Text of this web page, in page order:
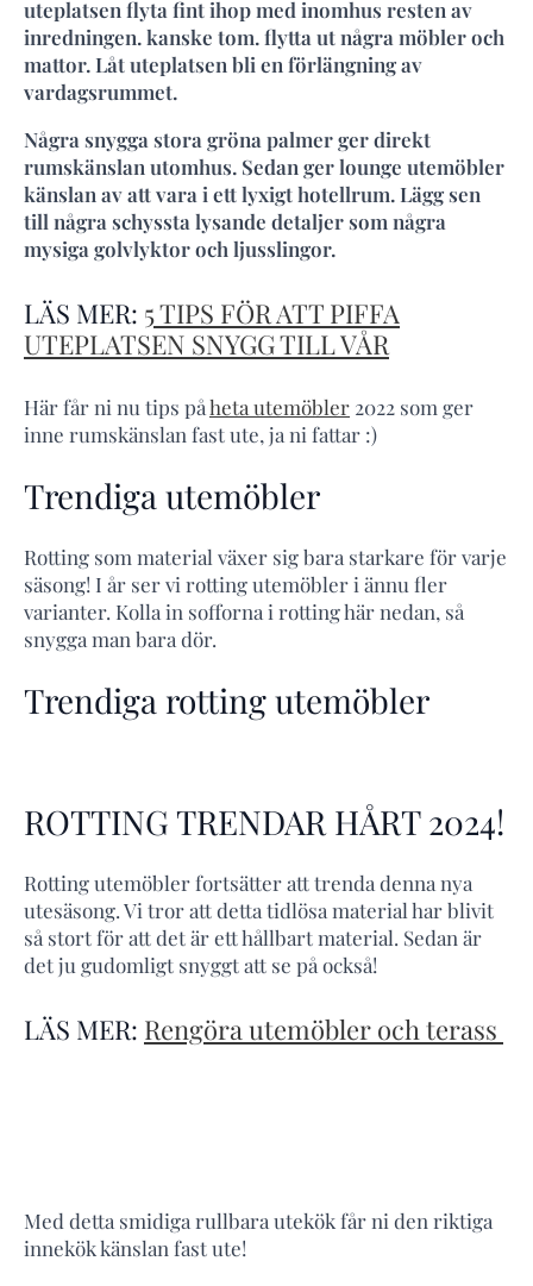
uteplatsen flyta fint ihop med inomhus resten av
inredningen. kanske tom. flytta ut några möbler och
mattor. Låt uteplatsen bli en förlängning av
vardagsrummet.
Några snygga stora gröna palmer ger direkt
rumskänslan utomhus. Sedan ger lounge utemöbler
känslan av att vara i ett lyxigt hotellrum. Lägg sen
till några schyssta lysande detaljer som några
mysiga golvlyktor och ljusslingor.
LÄS MER: 5 TIPS FÖR ATT PIFFA
UTEPLATSEN SNYGG TILL VÅR
Här får ni nu tips påheta utemöbler 2022 som ger
inne rumskänslan fast ute, ja ni fattar :)
Trendiga utemöbler
Rotting som material växer sig bara starkare för varje
säsong! I år ser vi rotting utemöbler i ännu fler
varianter. Kolla in sofforna i rotting här nedan, så
snygga man bara dör.
Trendiga rotting utemöbler
ROTTING TRENDAR HÅRT 2024!
Rotting utemöbler fortsätter att trenda denna nya
utesäsong. Vi tror att detta tidlösa material har blivit
så stort för att det är ett hållbart material. Sedan är
det ju gudomligt snyggt att se på också!
LÄS MER: Rengöra utemöbler och terass
Med detta smidiga rullbara utekök får ni den riktiga
innekök känslan fast ute!